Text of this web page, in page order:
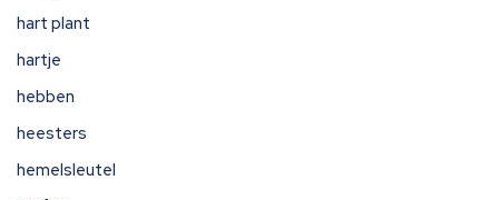
hart plant
hartje
hebben
heesters
hemelsleutel